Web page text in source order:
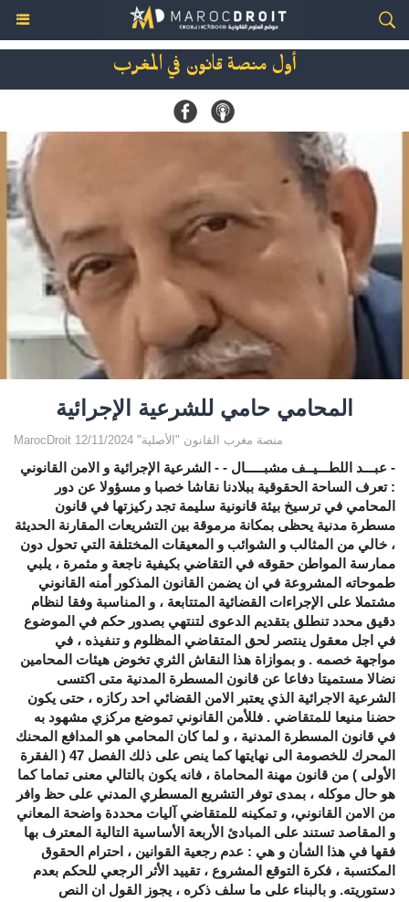
أول منصة قانون في المغرب
المحامي حامي للشرعية الإجرائية
MarocDroit منصة مغرب القانون "الأصلية" 12/11/2024
- عبـــد اللطـــيــف مشبـــــال - - الشرعية الإجرائية و الامن القانوني : تعرف الساحة الحقوقية ببلادنا نقاشا خصبا و مسؤولا عن دور المحامي في ترسيخ بيئة قانونية سليمة تجد ركيزتها في قانون مسطرة مدنية يحظى بمكانة مرموقة بين التشريعات المقارنة الحديثة ، خالي من المثالب و الشوائب و المعيقات المختلفة التي تحول دون ممارسة المواطن حقوقه في التقاضي بكيفية ناجعة و مثمرة ، يلبي طموحاته المشروعة في ان يضمن القانون المذكور أمنه القانوني مشتملا على الإجراءات القضائية المتتابعة ، و المناسبة وفقا لنظام دقيق محدد تنطلق بتقديم الدعوى لتنتهي بصدور حكم في الموضوع في اجل معقول ينتصر لحق المتقاضي المظلوم و تنفيذه ، في مواجهة خصمه . و بموازاة هذا النقاش الثري تخوض هيئات المحامين نضالا مستميتا دفاعا عن قانون المسطرة المدنية متى اكتسى الشرعية الاجرائية الذي يعتبر الامن القضائي احد ركازه ، حتى يكون حضنا منيعا للمتقاضي . فللأمن القانوني تموضع مركزي مشهود به في قانون المسطرة المدنية ، و لما كان المحامي هو المدافع المحنك المحرك للخصومة الى نهايتها كما ينص على ذلك الفصل 47 ( الفقرة الأولى ) من قانون مهنة المحاماة ، فانه يكون بالتالي معنى تماما كما هو حال موكله ، بمدى توفر التشريع المسطري المدني على حظ وافر من الامن القانوني، و تمكينه للمتقاضي آليات محددة واضحة المعاني و المقاصد تستند على المبادئ الأربعة الأساسية التالية المعترف بها فقها في هذا الشأن و هي : عدم رجعية القوانين ، احترام الحقوق المكتسبة ، فكرة التوقع المشروع ، تقييد الأثر الرجعي للحكم بعدم دستوريته. و بالبناء على ما سلف ذكره ، يجوز القول ان النص الاجرائي يكون بدون طائلة اذا اتى مفتقدا للشرعية الإجرائية بالمعنى سالف الذكر ، كما في حالة مخالفته لقاعدة قانونية سواء كانت ذا مصدر دستوري او تشريعي و هو ما سيتجلى بوضوح ، على سبيل المثال ، من احكام المادة 17 من مشروع ق.م.م التي تنص على انه : " يمكن للنيابة العامة المختصة ، و ان لم تكن طرفا في الدعوى و دون التقيد بآجال الطعن المنصوص عليها في المادة السابقة ان تطلب التصريح ببطلان كل مقرر قضائي يكون من شانه مخالفة النظام العام. يتم الطعن امام المحكمة المصدرة للقرار ، بناء على امر كتابي يصدره الوكيل العام للملك لدى محكمة النقض تلقائيا او بناء على إحالة من الرئيس المنتدب للمجلس الأعلى للسلطة القضائية في حالة ثبوت خطأ قضائي أضر بحقوق أحد الأطراف ضررا فادحا ". فهذا النص يفتقد تماما للشرعية الإجرائية لتعارضه مع الفصل 126 من الدستور الذي ينص على ان " الاحكام النهائية الصادرة عن القضاء ملزمة للجميع " ، و اطاحته بقاعدة قانونية أساسية هي القرينة القانونية القاطعة التي يكتسبها الحكم وفق المنصوص عليه في الفصل 450 ق.ل.م ، و ما يرتبه الفصل 453 منه لها من اثر قانوني قوي الدلالة بمنعه اثبات ما يخالفها مما من شانه تكريس و حماية الامن القضائي للمتقاضي ، عكس ما ذهبت اليه المادة 17 سالفة الذكر ، التي تخول لطرف خارج عن الخصومة ممثلا في الوكيل العام للملك بمحكمة النقض و الرئيس المنتدب لمجلس السلطة القضائية حق تقديم دعوى بطلان حكم نهائي قصد إبادته في خرق سافر لأحكام الفصل 453 المذكور تحت ستار ادعاءات سبق لي دحضها في مقال نشرته بصفحتي بالفايسبوك بتاريخ 04/09/2024 و أعدت نشره بموقعي . و محصلة ما أوردته أعلاه تجزم للقول ان مشروع قانون المسطرة المدنية مس بحقوق المواطن المكتسبة ، الامر الذي يعد انتهاكا لأحد اركان الأمانة الإجرائية ممثلا في انعدام الامن القضائي. كما تتجلى مظاهر انعدام الشرعية الإجرائية في المشروع المذكور في احتوائه على مواد أخرى تضيق من استعمال الحق في التقاضي تتجلى على وجه الخصوص في حرمان المتقاضي من ولوج الطعن بالنقض في مواجهة القرارات الاستئنافية الصادرة في ميدان فحص شرعية القرارات الإدارية بما معناه تعطيل السلطة القضائية ممثلة في راس هرمها من بحث مشروعية تصرفات الإدارة بمناسبة النظر في الطعون بالنقض الموجهة ضد القرارات المذكورة و منع محكمة النقض بالتالي من القيام بكامل دورها كحارس يقظ للقانون في نطاق احكام الفقرة الأولى من الفصل 381 من مشروع ق.م.م الذي يشمل ، كما هو مفترض ، القانون بمدلوله الواسع أي حتى القانون العام بمجموع قواعده المنظمة للعلاقات التي تكون الدولة طرفا فيها ، دون ادنى استثناء ، و هو ما ينهض دليلا على رغبة المشرع في تدعيم دولة سيادة القانون وحده التي تتولى محكمة النقض فرض احترامه على الجميع عبر توحيد المضمون الصحيح للقاعدة القانونية الامر الذي يثبت انصراف إرادة المشرع الى اتساع مجال الطعن بالنقض لا التضييق عليه بخلاف ما ورد في الفصل 375 المذكور. الواقع ان منع المواطن من استعمال حق الطعن بالنقض موضوع الفقرة السابقة فيه خرق غير مستساغ لمضمون الفقرة الأولى من الفصل 118 من الدستور التي تنص بكيفية واضحة لا لبس فيها ان " حق التقاضي مضمون لكل شخص للدفاع عن حقوقه و عن مصالحه التي يحميها القانون " ، باعتبار ان الطعن في الحكم الناتج عن ممارسة هذا الحق هو من البداهة بمكان و يؤيد هذا القول ما ورد في تصدير الدستور من التزام المملكة المغربية بحماية منظومتي حقوق الانسان و القانون الدولي الإنساني و النهوض بهما و الاسهام في تطويرهما ؛ مع مراعاة الطابع الكوني لتلك الحقوق وعدم قابليتها للتجزيئ ؛ و غني عن التذكير في هذا الصدد ، ان للمواطن في دولة القانون الحديثة الحق في التمتع بالحقوق و الحريات بناء على احكام المشرع الدستوري الذي هو القانون الأساسي الأعلى في الدولة الذي نص في فصله 117 على أنه " يتولى القاضي حماية حقوق الأشخاص و الجماعات و حرياتهم و امنهم القضائي ، و تطبيق القانون " ، و هو ما عبرت عنه المحكمة الدستورية العليا في مصر بالعبارات الدقيقة التالية : " ان الدستور هو القانون الأساسي الأعلى الذي يرسى القواعد و الأصول التي يقوم عليها نظام الحكم ، و يحدد السلطات العامة ، و يرسم لها وظائفها ، و يضع الحدود و القيود الضابطة لنشاطها ، و يقرر الحريات و الحقوق العامة ، و يرتب الضمانات الأساسية لحمايتها . و من ثم فقد تميز الدستور بطبيعة خاصة تضفى عليه السيادة و السمو بحسبانه كفيل الحريات و موئلها و عماد الحياة الدستورية و أساس نظامها ، و حق قواعده ان تستوي على القمة من البناء القانوني للدولة ، و تتبوأ مقام الصدارة بين قواعد النظام العام باعتبارها اسمى القواعد الآمرة التي يتعين على الدولة التزامها في تشريعها و في قضائها و فيما تمارسه من سلطات تنفيذية ، دون اية تفرقة او تمييز في مجال الالتزام بها بين السلطات العامة الثلاث التشريعية و التنفيذية و القضائية ، و اذا كان خضوع الدولة بجميع سلطاتها لمبدأ سيادة الدستور أصلا مقررا و حكما لازما لكل نظام ديموقراطي سليم ، فانه يتعين على كل سلطة عامة أيا كان شانها و أيا كانت وظيفتها و طبيعة الاختصاصات المسندة اليها ان تنزل على قواعد الدستور و مبادئه ، و ان تلتزم حدوده و قيوده ، فان هي خالفتها او تجاوزتها شاب عملها عيب مخالفة الدستور ، و خضعت – متى انصبت المخالفة على قانون او لائحة – للرقابة القضائية التي عهد بها الدستور الى المحكمة الدستورية العليا ، بوصفها الهيئة القضائية العليا التي اختصها دون غيرها بالفصل في دستورية القوانين و اللوائح ؛ بغية الحفاظ على احكام الدستور وصونها و حمايتها من الخروج عليها ". ( حكم المحكمة الدستورية العليا جلسة 05/05/2001 في القضية رقم 25 لسنة ( 22) قضائية دستورية – ج 9 ص 907 ) و مؤدى ما سلف ذكره ، وجوب رضوخ السلطة التشريعية لأحكام الدستور لا التنكر لها ، و وجوب مراعاة التشريعات الصادرة عنها لاحكام المادة 6 من الدستور التي تلزم مراعاة قاعدة تراتبية القوانين احتراما للمكانة السامية للدستور و علوه على جميع القوانين سواء كانت تشريعية او مراسيم او مقررات تنفيذية ، و هو ما لم تأبه به تلك السلطة حينما وافقت على مشروع القانون المسطري المذكور رغم ما اعتراه من عوار في عدد من مقتضياته من ضمنها المادة 375 المذكورة التي منعت المواطن من ولوج الطعن بالنقض في مواجهة القرارات الاستئنافية الصادرة في مادة شرعية القرارات الإدارية و كذا الاحكام الصادرة في الطلبات التي لا تتجاوز قيمتها ثمانين الف درهم و في الطلبات المتعلقة باستيفاء واجبات الكراء و التحملات الناتجة عنه و مراجعة الوجيبة الكرائية. و اذا كان المنع المشار اليه يطال حتى الاحكام الصادرة في الطلبات التي لا تتجاوز قيمتها ثمانين الف درهم و في الطلبات المتعلقة باستيفاء واجبات الكراء و التحملات الناتجة عنه و مراجعة الوجيبة الكرائية ، مبرر بالرغبة في الحد من تكاثر الطعون بالنقض و استنزاف لوقت السادة المستشارين بمحكمة النقض ، و هو ما سبق ان نحى اليه المشرع في تعديلات سابقة ، الا ان هذا التبرير لا يمكن مجاراته بالنسبة للطعون المقدمة في مواجهة الاحكام النهائية الصادرة في دعاوى فحص شرعية القرارات الإدارية ، لاعتبارات عديدة لعل أهمها تكمن في ان هذه الدعاوى تهدف الى حماية الشرعية أي تحصين دولة القانون فلا يجوز بالتالي ان يستثنى منها ادنى مقرر اداري و لو تعلق بمقرر صادر في نطاق قانون يمنع ممارسة تلك الدعوى متى كان مبدء مراقبة او فحص الشرعية يعتبر مبدأ دستوريا كما جاء في حكم المحكمة الادارية بوجدة بتاريخ 08/03/2000 الذي اعتبر ان الطعن بالإلغاء ضد القرارات الإدارية يهدف الى حماية الشرعية و لا يفلت عنه أي مقرر اداري و لو تعلق الامر بمقرر صدر في اطار قانون ينص على عدم قابليته للطعن مادام مبدأ مراقبة الشرعية يعتبر مبدأ دستوريا. ( حكم المحكمة الإدارية بوجدة عدد 45/200 بتاريخ 08/03/2000 - منشور بمجلة القضاء الإداري عدد 2 طبعة 2023 ص 65) فالمنع المشار اليه موضوع الفصل 375 من مشروع ق.م.م ينطوي على مساس خطير بحق المواطن في التقاضي في مواجهة الإدارة رغم الأهمية البالغة لمثل هذه الدعاوي التي اصدر بشأنها مجلس الدولة الفرنسي قرار ذائع الصيت لثراءه القانوني حينما اعتبر ان من المبادئ العامة للقانون جواز الطعن لتجاوز السلطة في مواجهة أي قرار اداري حتى و لو في غياب أي نص على ذلك . ( قرار 17/02/1950 حكم وزير الفلاحة ضد السيدة لاموط - 19 ED N°60 – P 110-GAJA ) ان التوجه الوارد في الفصل 375 المذكور بخصوص ما أورده من استثناء الطعن بالنقض في مواجهة الاحكام الاستئنافية الصادرة في مواجهة قضايا فحص شرعية القرارات الإدارية امر غير مفهوم و غير مبرر اطلاقا و يعتبر ، من جهة ، اعتداءا على دور محكمة النقض التي تسهر باعتبارها اعلى هيئة قضائية بالمملكة عملا بأحكام المادة 85 من القانون المتعلق بالتنظيم القضائي ، على مراقبة التطبيق السليم للقانون و توحيد العمل و الاجتهاد القضائي الصادر عن محاكم الموضوع ، و من جهة أخرى ، يعتبر مساسا خطيرا بالأمن القانوني . ان المجال المستثنى من تلك الرقابة لا يعني سوى الرغبة في الحيلولة دون قيام محكمة النقض بدورها كحارس للقانون في تقويم ما قد يشوب احكام قضاة الموضوع من اخطاء في تطبيق القانون ، و إحلال للمبادئ القانونية السديدة ، و توحيد وجهة نظرها بخصوص مسائل قانونية تتعلق بدعاوي فحص المشروعية التي لا تعني سوى خضوع الإدارة للقانون ، و هي مهمة صعبة المنال ، يتولاها القاضي الإداري عبر السعي لإقامة توازن دقيق بين مصلحة الافراد و حرياتهم و المصلحة العامة ، الامر الذي يجعل رقابة قاضي النقض على هذه الاحكام و مدى اصابتها سهم الصواب من عدمه تكتسي أولوية مطلقة الامر الذي يستدعي - في نظري المتواضع – حذف هذا الاستثناء اعلاءا للقانون . ****** *** - المحامي و التشريع و حماية الشرعية الإجرائية : لا أحد يمكن ان ينازع في ان مهنة المحاماة تطلع بدور أساسي في سير مجتمعنا و حفاظا على النظام العام كما لا يمكن انكار التحديات الجديدة و العديدة التي تواجه المهنة و هي بصدد مواكبة التطورات المجتمعة و ما تفرضه التطورات المذهلة و الريعة للعلم كما هو عليه الامر حاليا بالنسبة للذكا